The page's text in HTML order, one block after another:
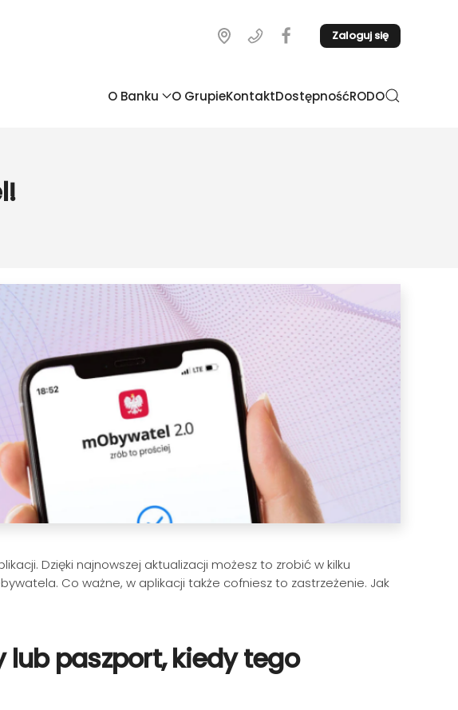
Zaloguj się
O Banku O GrupieKontaktDostępnośćRODO
Dzięki najnowszej aktualizacji możesz to zrobić w kilku
Co ważne, w aplikacji także cofniesz to zastrzeżenie. Jak
paszport, kiedy tego